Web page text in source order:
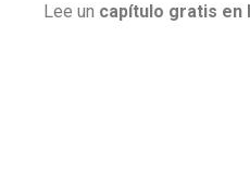
Lee un capítulo gratis en